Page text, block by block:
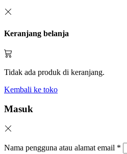
Keranjang belanja
Tidak ada produk di keranjang.
Kembali ke toko
Masuk
Nama pengguna atau alamat email *